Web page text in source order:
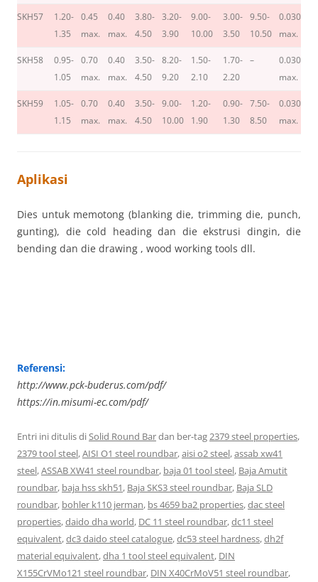
SKH57
1.20-
1.35
0.45
max.
0.40
max.
3.80-
4.50
3.20-
3.90
9.00-
10.00
3.00-
3.50
9.50-
10.50
0.030
max.
SKH58
0.95-
1.05
0.70
max.
0.40
max.
3.50-
4.50
8.20-
9.20
1.50-
2.10
1.70-
2.20
–
0.030
max.
SKH59
1.05-
1.15
0.70
max.
0.40
max.
3.50-
4.50
9.00-
10.00
1.20-
1.90
0.90-
1.30
7.50-
8.50
0.030
max.
Aplikasi
Dies untuk memotong (blanking die, trimming die, punch,
gunting), die cold heading dan die ekstrusi dingin, die
bending dan die drawing , wood working tools dll.
Referensi:
http://www.pck-buderus.com/pdf/
https://in.misumi-ec.com/pdf/
Entri ini ditulis diSolid Round Bardan ber-tag2379 steel properties,
2379 tool steel,AISI O1 steel roundbar,aisi o2 steel,assab xw41
steel,ASSAB XW41 steel roundbar, baja 01 tool steel, Baja Amutit
roundbar, baja hss skh51, Baja SKS3 steel roundbar, Baja SLD
roundbar, bohler k110 jerman, bs 4659 ba2 properties,dac steel
properties,daido dha world, DC 11 steel roundbar,dc11 steel
equivalent,dc3 daido steel catalogue,dc53 steel hardness,dh2f
material equivalent,dha 1 tool steel equivalent, DIN
X155CrVMo121 steel roundbar, DIN X40CrMoV51 steel roundbar,